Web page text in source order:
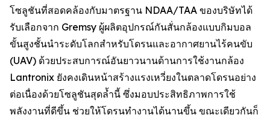
โซลูชันที่สอดคล้องกับมาตรฐาน NDAA/TAA ของบริษัทได้
รับเลือกจาก Gremsy ผู้ผลิตอุปกรณ์กันสั่นกล้องแบบกิมบอล
ขั้นสูงชั้นนำระดับโลกสำหรับโดรนและอากาศยานไร้คนขับ
(UAV) ด้วยประสบการณ์อันยาวนานด้านการใช้งานกล้อง
Lantronix ยังคงเดินหน้าสร้างแรงเหวี่ยงในตลาดโดรนอย่าง
ต่อเนื่องด้วยโซลูชันสุดล้ำนี้ ซึ่งมอบประสิทธิภาพการใช้
พลังงานที่ดีขึ้น ช่วยให้โดรนทำงานได้นานขึ้น ขณะเดียวกันก็